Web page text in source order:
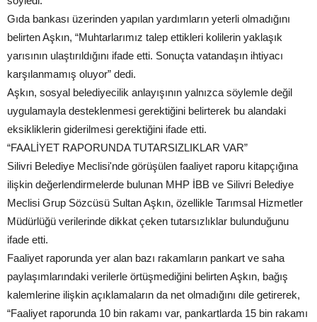
Gıda bankası üzerinden yapılan yardımların yeterli olmadığını
belirten Aşkın, “Muhtarlarımız talep ettikleri kolilerin yaklaşık
yarısının ulaştırıldığını ifade etti. Sonuçta vatandaşın ihtiyacı
karşılanmamış oluyor” dedi.
Aşkın, sosyal belediyecilik anlayışının yalnızca söylemle değil
uygulamayla desteklenmesi gerektiğini belirterek bu alandaki
eksikliklerin giderilmesi gerektiğini ifade etti.
“FAALİYET RAPORUNDA TUTARSIZLIKLAR VAR”
Silivri Belediye Meclisi'nde görüşülen faaliyet raporu kitapçığına
ilişkin değerlendirmelerde bulunan MHP İBB ve Silivri Belediye
Meclisi Grup Sözcüsü Sultan Aşkın, özellikle Tarımsal Hizmetler
Müdürlüğü verilerinde dikkat çeken tutarsızlıklar bulunduğunu
ifade etti.
Faaliyet raporunda yer alan bazı rakamların pankart ve saha
paylaşımlarındaki verilerle örtüşmediğini belirten Aşkın, bağış
kalemlerine ilişkin açıklamaların da net olmadığını dile getirerek,
“Faaliyet raporunda 10 bin rakamı var, pankartlarda 15 bin rakamı